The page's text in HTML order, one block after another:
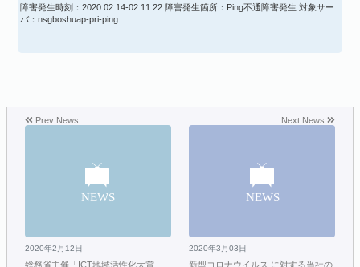
障害発生時刻：2020.02.14-02:11:22 障害発生箇所：Ping不通障害発生 対象サー
バ：nsgboshuap-pri-ping
Prev News
2020年2月12日
総務省主催「ICT地域活性化大賞
Next News
2020年3月03日
新型コロナウイルス に対する当社の